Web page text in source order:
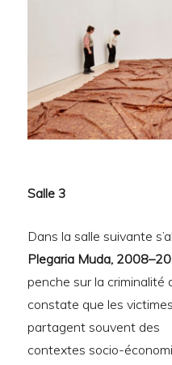
Salle 3
Dans la salle suivante
Plegaria Muda,
penche sur la
constate que les
partagent souvent des
contextes socio-